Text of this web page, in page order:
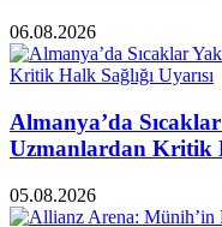
06.08.2026
Almanya’da
Uzmanlardan Kritik
05.08.2026